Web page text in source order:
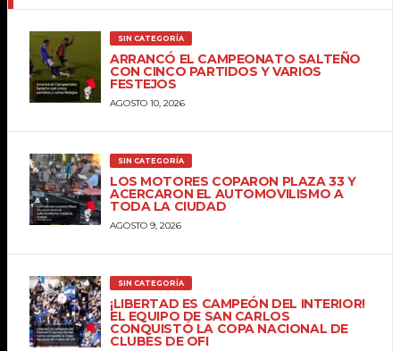
SIN CATEGORÍA
ARRANCÓ EL CAMPEONATO SALTEÑO
CON CINCO PARTIDOS Y VARIOS
FESTEJOS
AGOSTO 10, 2026
SIN CATEGORÍA
LOS MOTORES COPARON PLAZA 33 Y
ACERCARON EL AUTOMOVILISMO A
TODA LA CIUDAD
AGOSTO 9, 2026
SIN CATEGORÍA
¡LIBERTAD ES CAMPEÓN DEL INTERIOR!
EL EQUIPO DE SAN CARLOS
CONQUISTÓ LA COPA NACIONAL DE
CLUBES DE OFI